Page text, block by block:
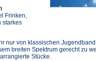
Frinken,
starkes
nur von klassischen
breiten Spektrum gerecht zu
Stücke.